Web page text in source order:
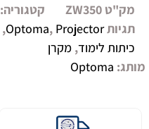
מק"ט ZW350 קטגוריה:
תגיות
Optoma, Projector
,
כיתות לימוד, מקרן
מותג: Optoma